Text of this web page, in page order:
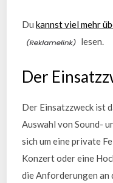
Dukannst viel mehr
lesen.
Der
Der Einsatzzweck ist
Auswahl von Sound-
sich um eine private
Konzert oder eine
die Anforderungen an